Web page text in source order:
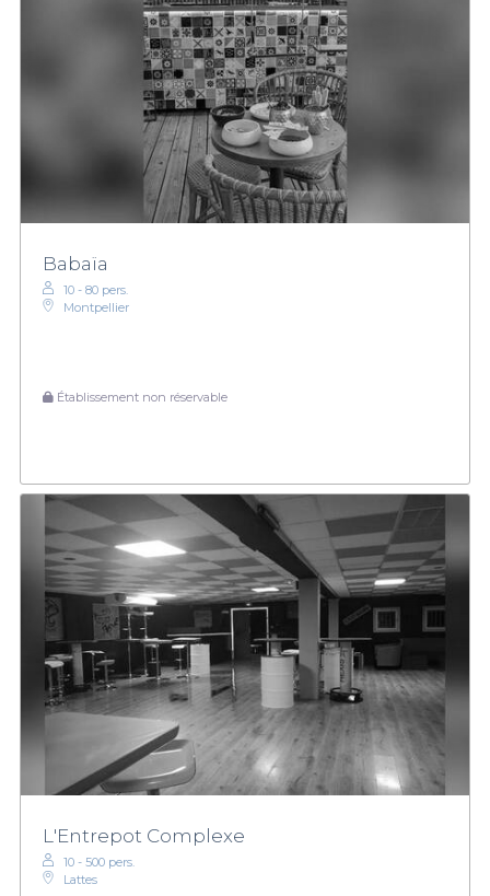
Babaïa
10 - 80 pers.
Montpellier
Établissement non réservable
L'Entrepot Complexe
10 - 500 pers.
Lattes